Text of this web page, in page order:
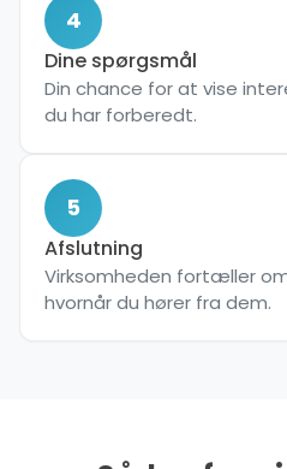
4
Dine spørgsmål
Din chance for at vise
du har forberedt.
5
Afslutning
Virksomheden fortæller
hvornår du hører fra dem.